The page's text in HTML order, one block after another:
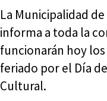
La Municipalidad
informa a toda la
funcionarán hoy
feriado por el Día
Cultural.